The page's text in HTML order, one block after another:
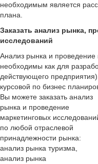
необходимым является
плана.
Заказать анализ рынка,
исследований
Анализ рынка и проведение
необходимы как для
действующего
курсовой по бизнес
Вы можете заказать анализ
рынка и проведение
маркетинговых
по любой отраслевой
принадлежности рынка:
анализ рынка туризма,
анализ рынка